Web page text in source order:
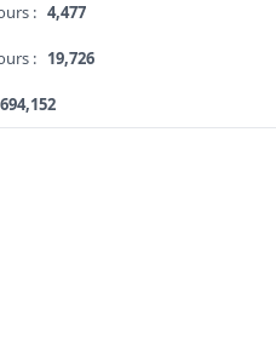
: 4,477
: 19,726
694,152